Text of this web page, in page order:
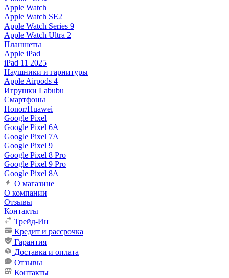
Apple Watch
Apple Watch SE2
Apple Watch Series 9
Apple Watch Ultra 2
Планшеты
Apple iPad
iPad 11 2025
Наушники и гарнитуры
Apple Airpods 4
Игрушки Labubu
Смартфоны
Honor/Huawei
Google Pixel
Google Pixel 6A
Google Pixel 7А
Google Pixel 9
Google Pixel 8 Pro
Google Pixel 9 Pro
Google Pixel 8A
О магазине
О компании
Отзывы
Контакты
Трейд-Ин
Кредит и рассрочка
Гарантия
Доставка и оплата
Отзывы
Контакты